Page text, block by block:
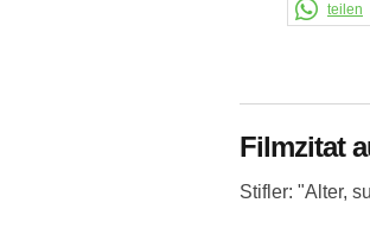
teilen
Filmzitat
Stifler: "Alter,